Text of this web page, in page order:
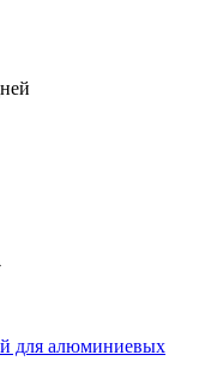
для алюминиевых